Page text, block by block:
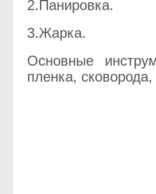
2.Панировка.
3.Жарка.
Основные
пленка,